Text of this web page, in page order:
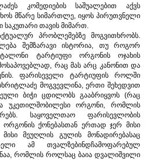
კომედიების საშუალებით აქვს
მწარე სიმართლე, იყოს პირუთვნელი
საკუთარი თავის მიმართ.
პრობლემებზე მოგვითხრობს.
შემზარავი ისტორია, თუ როგორ
ტარტიუფი ორგონის ოჯახის
მოსაპოვებლად, რაც მას არც კანონით და
ფარისეველი ტარტიუფის როლში
მოგვევლინა, ერთი შეხედვით
ბიჭი ცდილობს გააბრიყვოს (რაც
უკეთილშობილესი ორგონი, რომლის
საყოველთაო ფარისევლობის
ქონებასთან ერთად ჯერ მისი
მეუღლის გულის მონადირებასაც
ამ თვალზებინდჩამოფარებულ
რომლის როლსაც ბაია დვალიშვილი